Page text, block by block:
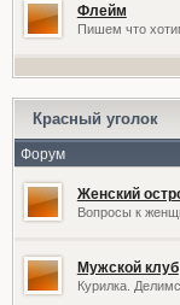
Флейм
Пишем что
Красный уголок
Форум
Женский
Вопросы к
Мужской клуб
Курилка.